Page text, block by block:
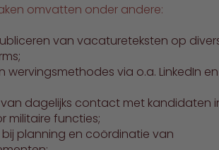
omvatten onder andere:
van vacatureteksten op
wervingsmethodes via o.a. LinkedIn en
dagelijks contact met kandidaten
militaire functies;
planning en coördinatie van